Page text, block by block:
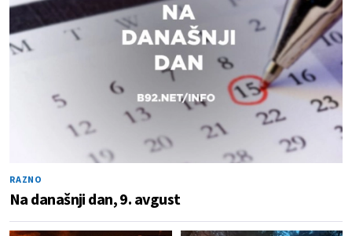
RAZNO
Na današnji dan, 9. avgust